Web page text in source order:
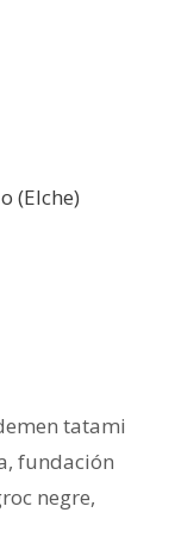
(Elche)
tatami
, fundación
negre,